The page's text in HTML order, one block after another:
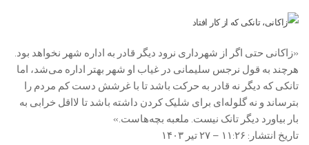
«زاکانی حتی اگر از شهرداری نرود دیگر قادر به اداره شهر نخواهد بود.
هرچند به قول نرجس سلیمانی در غیاب او شهر بهتر اداره می‌شد، اما
تانکی که دیگر نه قادر به حرکت باشد تا با غرشش دست کم مردم را
بترساند و نه گلوله‌ای برای شلیک کردن داشته باشد تا لااقل خرابی به
بار بیاورد دیگر تانک نیست. ملعبه بچه‌هاست.»
تاریخ انتشار: ۱۱:۲۶ – ۲۷ تیر ۱۴۰۳